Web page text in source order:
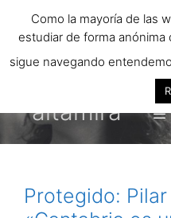
altamira
Protegido:
Como la mayoría de las
estudiar de forma anónima
sigue navegando